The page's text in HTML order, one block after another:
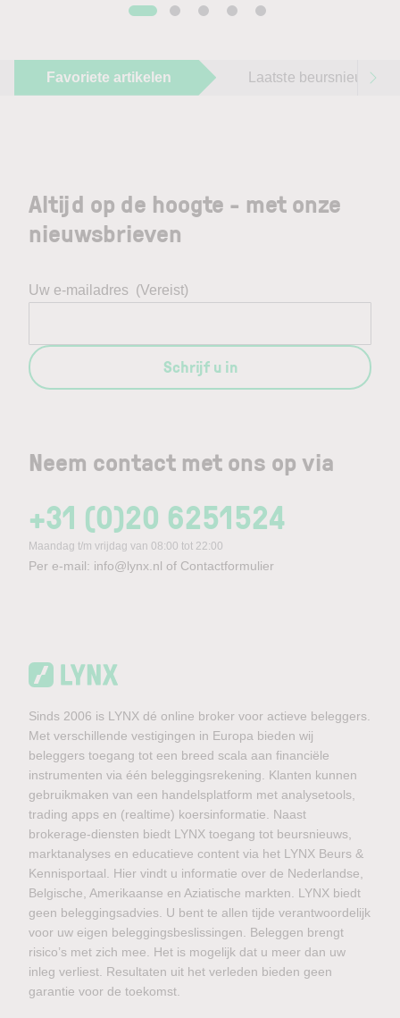
Favoriete artikelen Laatste beursnieuws
Neem contact met ons op via
+31 (0)20 6251524
Maandag t/m vrijdag van 08:00 tot 22:00
Per e-mail: info@lynx.nl of Contactformulier
Altijd op de hoogte - met onze
nieuwsbrieven
Uw e-mailadres (Vereist)
Schrijf u in
Sinds 2006 is LYNX dé online broker voor actieve beleggers.
Met verschillende vestigingen in Europa bieden wij
beleggers toegang tot een breed scala aan financiële
instrumenten via één beleggingsrekening. Klanten kunnen
gebruikmaken van een handelsplatform met analysetools,
trading apps en (realtime) koersinformatie. Naast
brokerage-diensten biedt LYNX toegang tot beursnieuws,
marktanalyses en educatieve content via het LYNX Beurs &
Kennisportaal. Hier vindt u informatie over de Nederlandse,
Belgische, Amerikaanse en Aziatische markten. LYNX biedt
geen beleggingsadvies. U bent te allen tijde verantwoordelijk
voor uw eigen beleggingsbeslissingen. Beleggen brengt
risico’s met zich mee. Het is mogelijk dat u meer dan uw
inleg verliest. Resultaten uit het verleden bieden geen
garantie voor de toekomst.